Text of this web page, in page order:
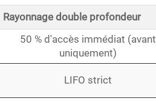
Rayonnage double profondeur
50 % d'accès immédiat (avant
uniquement)
LIFO strict